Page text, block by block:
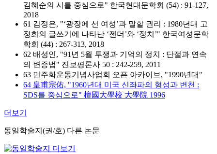
김혜순의 시를 중심으로" 한국현대문학회 (54) : 91-127,
2018
61 김정은, "‘광장에 선 여성’과 말할 권리 : 1980년대 고
정희의 글쓰기에 나타난 ‘젠더’와 ‘정치’" 한국여성문학
학회 (44) : 267-313, 2018
62 배성인, "91년 5월 투쟁과 기억의 정치 : 단절과 연속
의 변증법" 진보평론사 50 : 242-259, 2011
63 민주화운동기념사업회 오픈 아카이브, "1990년대"
64 皇甫宗佑, "1960년대 미국 신좌파의 형성과 변천 :
SDS를 중심으로" 檀國大學校 大學院 1996
더보기
동일학술지(권/호) 다른 논문